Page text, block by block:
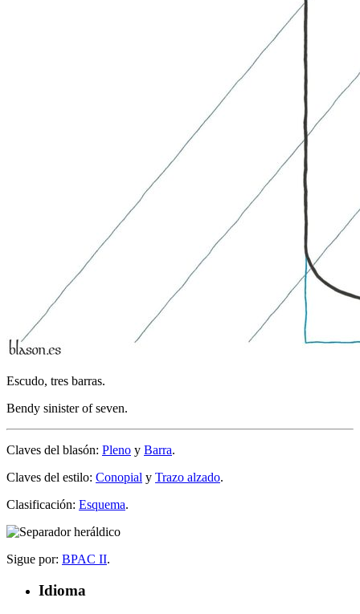
Escudo, tres barras.
Bendy sinister of seven.
Claves del blasón: Pleno y Barra.
Claves del estilo: Conopial y Trazo alzado.
Clasificación: Esquema.
Sigue por: BPAC II.
Idioma